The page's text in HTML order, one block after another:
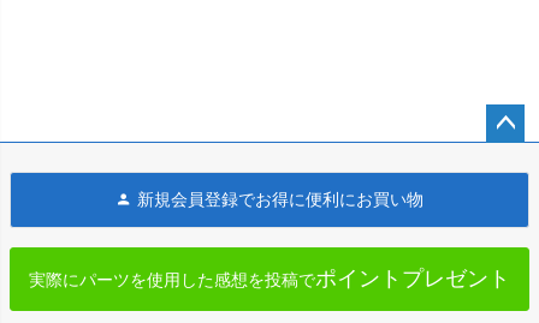
へ
新規会員登録でお得に便利にお買い物
実際にパーツを使用した感想を投稿でポイントプレゼント